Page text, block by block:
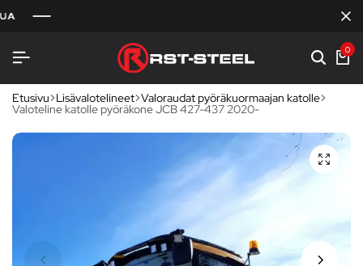
0
Etusivu Lisävalotelineet Valoraudat pyöräkuormaajan katolle
Valoteline katolle pyöräkone JCB 427-437 2020-